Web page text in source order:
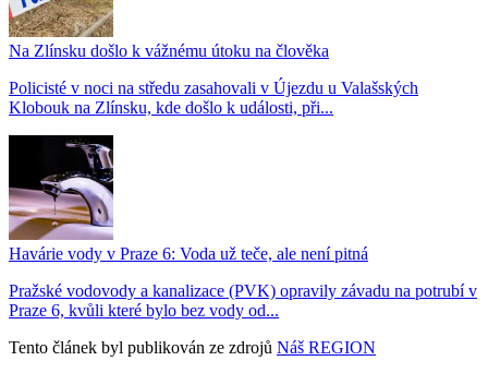
Na Zlínsku došlo k vážnému útoku na člověka
Policisté v noci na středu zasahovali v Újezdu u Valašských
Klobouk na Zlínsku, kde došlo k události, při...
Havárie vody v Praze 6: Voda už teče, ale není pitná
Pražské vodovody a kanalizace (PVK) opravily závadu na potrubí v
Praze 6, kvůli které bylo bez vody od...
Tento článek byl publikován ze zdrojů Náš REGION